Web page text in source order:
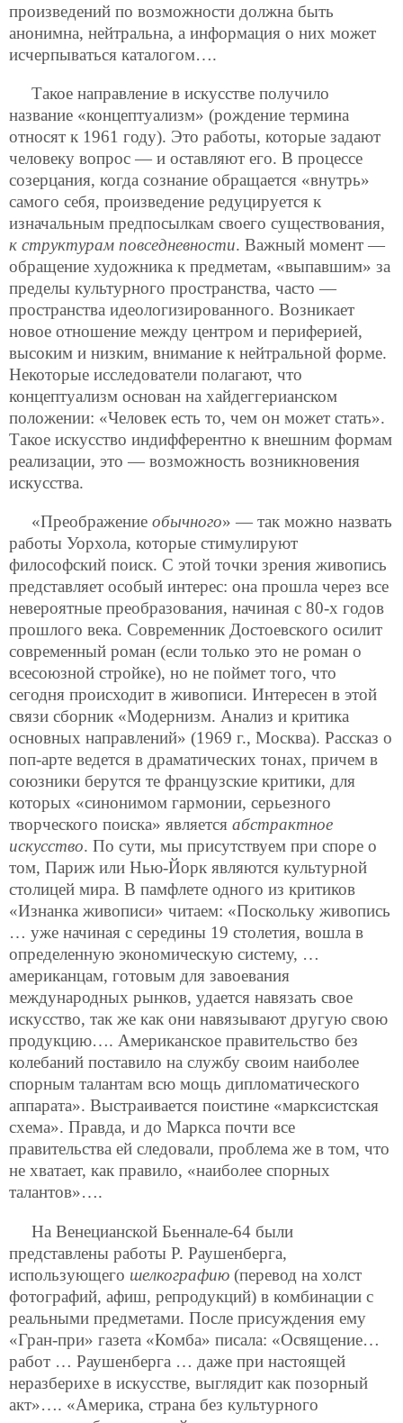
произведений по возможности должна быть
анонимна, нейтральна, а информация о них может
исчерпываться каталогом….
Такое направление в искусстве получило
название «концептуализм» (рождение термина
относят к 1961 году). Это работы, которые задают
человеку вопрос — и оставляют его. В процессе
созерцания, когда сознание обращается «внутрь»
самого себя, произведение редуцируется к
изначальным предпосылкам своего существования,
к структурам повседневности. Важный момент —
обращение художника к предметам, «выпавшим» за
пределы культурного пространства, часто —
пространства идеологизированного. Возникает
новое отношение между центром и периферией,
высоким и низким, внимание к нейтральной форме.
Некоторые исследователи полагают, что
концептуализм основан на хайдеггерианском
положении: «Человек есть то, чем он может стать».
Такое искусство индифферентно к внешним формам
реализации, это — возможность возникновения
искусства.
«Преображение обычного» — так можно назвать
работы Уорхола, которые стимулируют
философский поиск. С этой точки зрения живопись
представляет особый интерес: она прошла через все
невероятные преобразования, начиная с 80-х годов
прошлого века. Современник Достоевского осилит
современный роман (если только это не роман о
всесоюзной стройке), но не поймет того, что
сегодня происходит в живописи. Интересен в этой
связи сборник «Модернизм. Анализ и критика
основных направлений» (1969 г., Москва). Рассказ о
поп-арте ведется в драматических тонах, причем в
союзники берутся те французские критики, для
которых «синонимом гармонии, серьезного
творческого поиска» является абстрактное
искусство. По сути, мы присутствуем при споре о
том, Париж или Нью-Йорк являются культурной
столицей мира. В памфлете одного из критиков
«Изнанка живописи» читаем: «Поскольку живопись
… уже начиная с середины 19 столетия, вошла в
определенную экономическую систему, …
американцам, готовым для завоевания
международных рынков, удается навязать свое
искусство, так же как они навязывают другую свою
продукцию…. Американское правительство без
колебаний поставило на службу своим наиболее
спорным талантам всю мощь дипломатического
аппарата». Выстраивается поистине «марксистская
схема». Правда, и до Маркса почти все
правительства ей следовали, проблема же в том, что
не хватает, как правило, «наиболее спорных
талантов»….
На Венецианской Бьеннале-64 были
представлены работы Р. Раушенберга,
использующего шелкографию (перевод на холст
фотографий, афиш, репродукций) в комбинации с
реальными предметами. После присуждения ему
«Гран-при» газета «Комба» писала: «Освящение…
работ … Раушенберга … даже при настоящей
неразберихе в искусстве, выглядит как позорный
акт»…. «Америка, страна без культурного